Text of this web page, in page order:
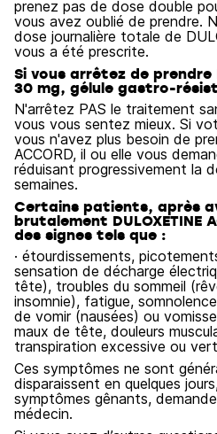
prenez pas de dose double
vous avez oublié de prendre.
dose journalière totale de
vous a été prescrite.
Si vous arrêtez de prendre
30 mg, gélule gastro-
N'arrêtez PAS le traitement
vous vous sentez mieux. Si
vous n'avez plus besoin de
ACCORD, il ou elle vous
réduisant progressivement la
semaines.
Certains patients, après
brutalement DULOXETINE
des signes tels que :
· étourdissements,
sensation de décharge
tête), troubles du sommeil
insomnie), fatigue,
de vomir (nausées) ou
maux de tête, douleurs
transpiration excessive ou
Ces symptômes ne sont
disparaissent en quelques
symptômes gênants,
médecin.